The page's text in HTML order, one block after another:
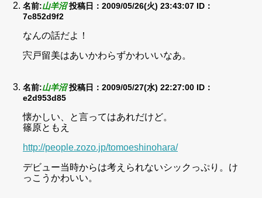
名前:山羊沼 投稿日：2009/05/26(火) 23:43:07 ID：
7c852d9f2
なんの話だよ！
宍戸留美はあいかわらずかわいいなあ。
名前:山羊沼 投稿日：2009/05/27(水) 22:27:00 ID：
e2d953d85
懐かしい、と言ってはあれだけど。
篠原ともえ
http://people.zozo.jp/tomoeshinohara/
デビュー当時からは考えられないシックっぷり。け
っこうかわいい。